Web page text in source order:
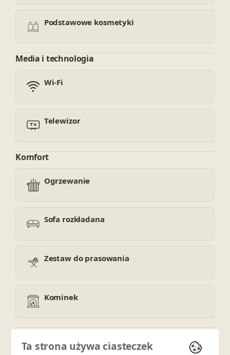
Podstawowe kosmetyki
Media i technologia
Wi-Fi
Telewizor
Komfort
Ogrzewanie
Sofa rozkładana
Zestaw do prasowania
Kominek
Widok i lokalizacja
Ta strona używa ciasteczek